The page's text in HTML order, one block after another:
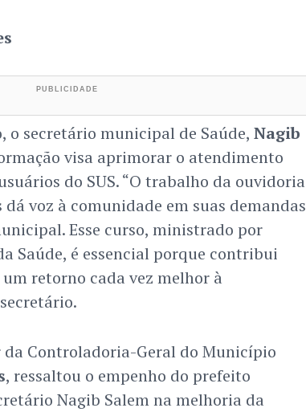
o secretário municipal de Saúde, Nagib
visa aprimorar o atendimento
do SUS. “O trabalho da ouvidoria
voz à comunidade em suas demandas
Esse curso, ministrado por
Saúde, é essencial porque contribui
retorno cada vez melhor à
Controladoria-Geral do Município
, ressaltou o empenho do prefeito
Nagib Salem na melhoria da